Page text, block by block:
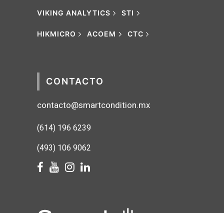
VIKING ANALYTICS STI
HIKMICRO ACOEM CTC
CONTACTO
contacto@smartcondition.mx
(614) 196 6239
(493) 106 9062